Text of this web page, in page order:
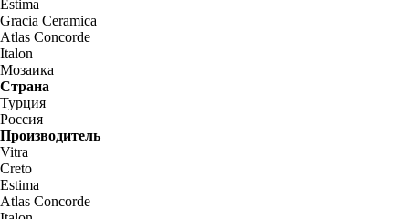
Estima
Gracia Ceramica
Atlas Concorde
Italon
Мозаика
Страна
Турция
Россия
Производитель
Vitra
Creto
Estima
Atlas Concorde